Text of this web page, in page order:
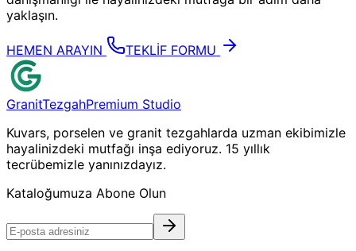
yaklaşın.
HEMEN ARAYIN TEKLİF FORMU
GranitTezgahPremium Studio
Kuvars, porselen ve granit tezgahlarda uzman ekibimizle
hayalinizdeki mutfağı inşa ediyoruz. 15 yıllık
tecrübemizle yanınızdayız.
Kataloğumuza Abone Olun